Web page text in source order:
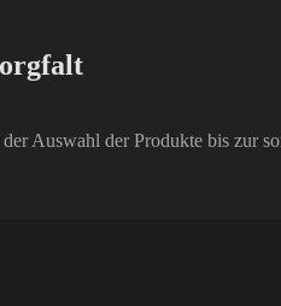
Auswahl der Produkte bis zur